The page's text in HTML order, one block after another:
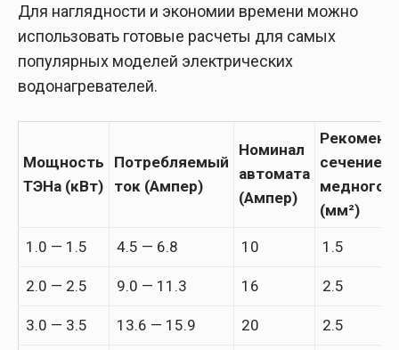
Для наглядности и экономии времени можно
использовать готовые расчеты для самых
популярных моделей электрических
водонагревателей.
Мощность
ТЭНа (кВт)
Потребляемый
ток (Ампер)
Номинал
автомата
(Ампер)
сечение
медного
(мм²)
1.0 — 1.5 4.5 — 6.8 10 1.5
2.0 — 2.5 9.0 — 11.3 16 2.5
3.0 — 3.5 13.6 — 15.9 20 2.5